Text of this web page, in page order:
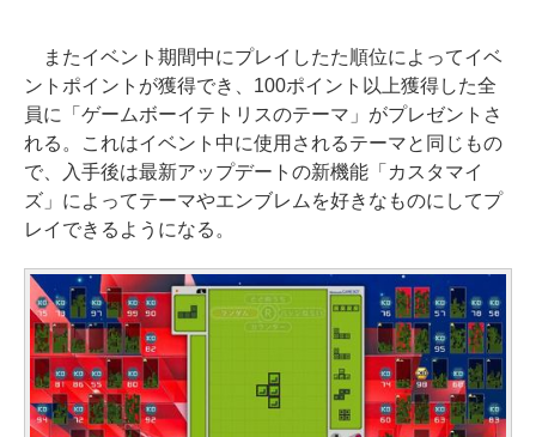
またイベント期間中にプレイしたた順位によってイベ
ントポイントが獲得でき、100ポイント以上獲得した全
員に「ゲームボーイテトリスのテーマ」がプレゼントさ
れる。これはイベント中に使用されるテーマと同じもの
で、入手後は最新アップデートの新機能「カスタマイ
ズ」によってテーマやエンブレムを好きなものにしてプ
レイできるようになる。